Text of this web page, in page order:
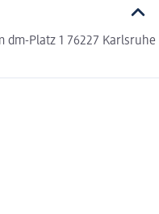
dm-Platz 1 76227 Karlsruhe